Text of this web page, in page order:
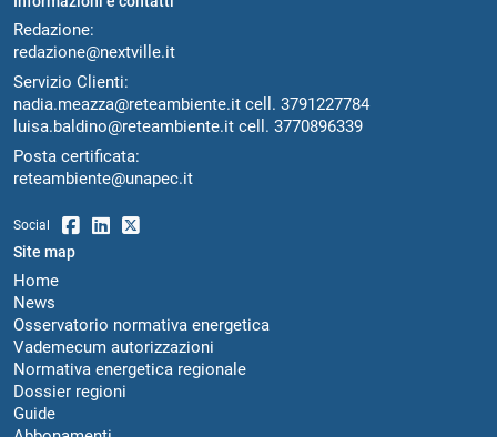
Redazione:
redazione@nextville.it
Servizio Clienti:
nadia.meazza@reteambiente.it cell. 3791227784
luisa.baldino@reteambiente.it cell. 3770896339
Posta certificata:
reteambiente@unapec.it
Social
Site map
Home
News
Osservatorio normativa energetica
Vademecum autorizzazioni
Normativa energetica regionale
Dossier regioni
Guide